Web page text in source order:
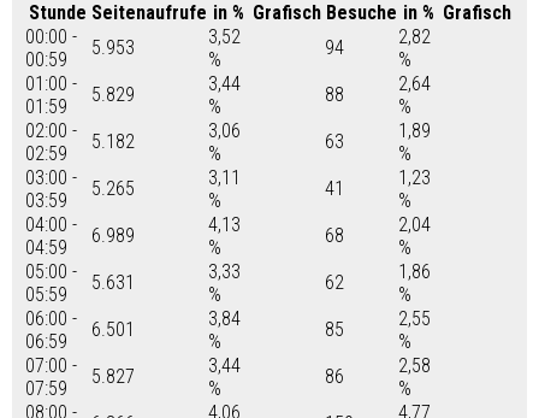
Stunde Seitenaufrufe in % Grafisch Besuche in % Grafisch
00:00 -
00:59
5.953
3,52
%
94
2,82
%
01:00 -
01:59
5.829
3,44
%
88
2,64
%
02:00 -
02:59
5.182
3,06
%
63
1,89
%
03:00 -
03:59
5.265
3,11
%
41
1,23
%
04:00 -
04:59
6.989
4,13
%
68
2,04
%
05:00 -
05:59
5.631
3,33
%
62
1,86
%
06:00 -
06:59
6.501
3,84
%
85
2,55
%
07:00 -
07:59
5.827
3,44
%
86
2,58
%
08:00 -
4,06
4,77